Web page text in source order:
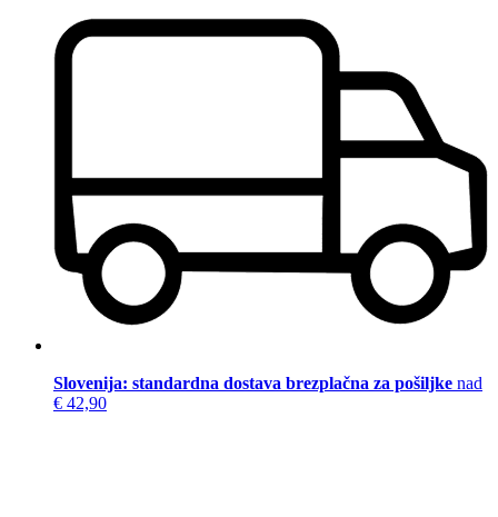
Slovenija: standardna dostava brezplačna za pošiljke nad
€ 42,90